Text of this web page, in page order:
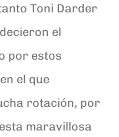
Toni Darder
el
por estos
el que
rotación, por
maravillosa